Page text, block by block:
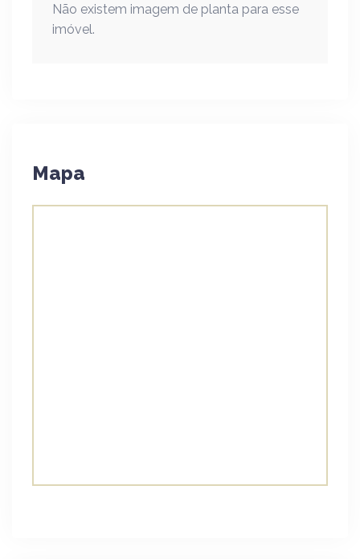
Não existem imagem de planta para esse
imóvel.
Mapa